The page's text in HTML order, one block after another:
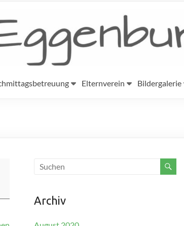
Elternverein Bildergalerie
Archiv